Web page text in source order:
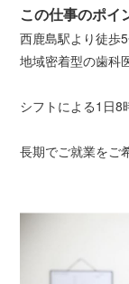
この仕事のポイ
西鹿島駅より徒歩
地域密着型の歯科
シフトによる1日
長期でご就業をご